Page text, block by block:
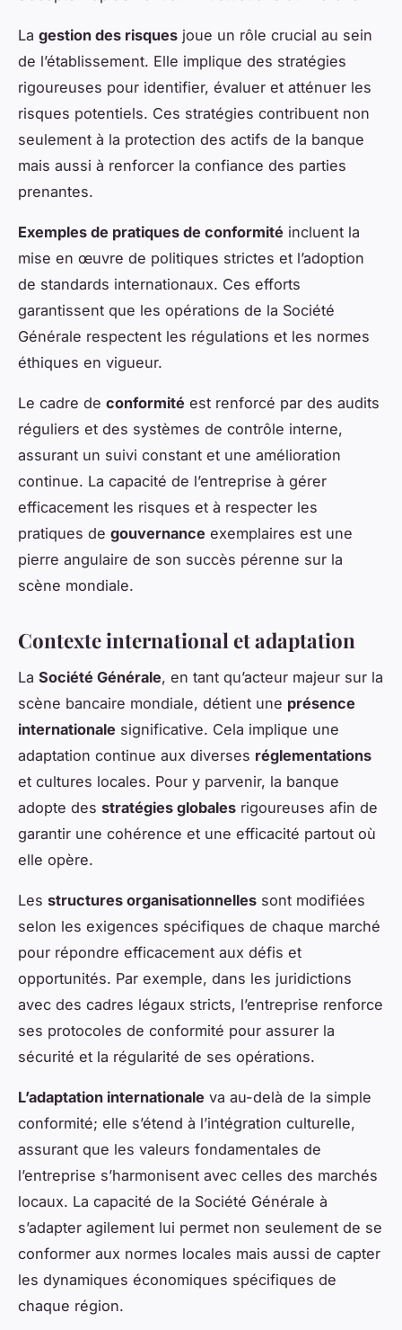
La gestion des risques joue un rôle crucial au sein
de l’établissement. Elle implique des stratégies
rigoureuses pour identifier, évaluer et atténuer les
risques potentiels. Ces stratégies contribuent non
seulement à la protection des actifs de la banque
mais aussi à renforcer la confiance des parties
prenantes.
Exemples de pratiques de conformité incluent la
mise en œuvre de politiques strictes et l’adoption
de standards internationaux. Ces efforts
garantissent que les opérations de la Société
Générale respectent les régulations et les normes
éthiques en vigueur.
Le cadre de conformité est renforcé par des audits
réguliers et des systèmes de contrôle interne,
assurant un suivi constant et une amélioration
continue. La capacité de l’entreprise à gérer
efficacement les risques et à respecter les
pratiques de gouvernance exemplaires est une
pierre angulaire de son succès pérenne sur la
scène mondiale.
Contexte international et adaptation
La Société Générale, en tant qu’acteur majeur sur la
scène bancaire mondiale, détient une présence
internationale significative. Cela implique une
adaptation continue aux diverses réglementations
et cultures locales. Pour y parvenir, la banque
adopte des stratégies globales rigoureuses afin de
garantir une cohérence et une efficacité partout où
elle opère.
Les structures organisationnelles sont modifiées
selon les exigences spécifiques de chaque marché
pour répondre efficacement aux défis et
opportunités. Par exemple, dans les juridictions
avec des cadres légaux stricts, l’entreprise renforce
ses protocoles de conformité pour assurer la
sécurité et la régularité de ses opérations.
L’adaptation internationale va au-delà de la simple
conformité; elle s’étend à l’intégration culturelle,
assurant que les valeurs fondamentales de
l’entreprise s’harmonisent avec celles des marchés
locaux. La capacité de la Société Générale à
s’adapter agilement lui permet non seulement de se
conformer aux normes locales mais aussi de capter
les dynamiques économiques spécifiques de
chaque région.